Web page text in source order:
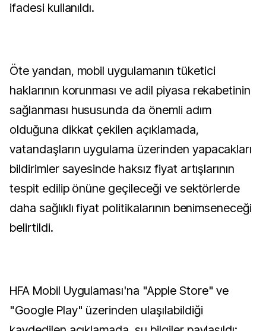
ifadesi kullanıldı.
Öte yandan, mobil uygulamanın tüketici
haklarının korunması ve adil piyasa rekabetinin
sağlanması hususunda da önemli adım
olduğuna dikkat çekilen açıklamada,
vatandaşların uygulama üzerinden yapacakları
bildirimler sayesinde haksız fiyat artışlarının
tespit edilip önüne geçileceği ve sektörlerde
daha sağlıklı fiyat politikalarının benimseneceği
belirtildi.
HFA Mobil Uygulaması'na "Apple Store" ve
"Google Play" üzerinden ulaşılabildiği